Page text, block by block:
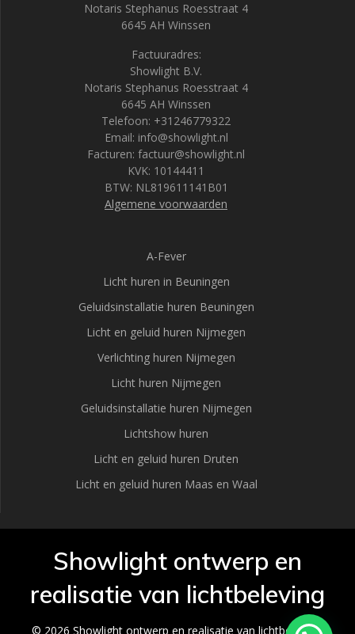
Notaris Stephanus Roesstraat 4
6645 AH Winssen
Factuuradres:
Showlight B.V.
Notaris Stephanus Roesstraat 4
6645 AH Winssen
Telefoon: +31246779322
Email: info@showlight.nl
Facturen: factuur@showlight.nl
KVK: 10144411
BTW: NL819611141B01
Algemene voorwaarden
A-Fever
Licht huren in Beuningen
Geluidsinstallatie huren Beuningen
Licht en geluid huren Nijmegen
Verlichting huren Nijmegen
Licht huren Nijmegen
Geluidsinstallatie huren Nijmegen
Lichtshow huren
Licht en geluid huren Druten
Licht en geluid huren Maas en Waal
Showlight ontwerp en
realisatie van lichtbeleving
© 2026 Showlight ontwerp en realisatie van lichtbeleving.